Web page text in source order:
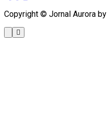
Copyright © Jornal Aurora by